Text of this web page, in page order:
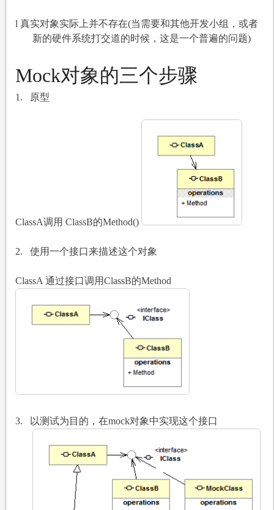
l 真实对象实际上并不存在(当需要和其他开发小组，或者
新的硬件系统打交道的时候，这是一个普遍的问题)
Mock对象的三个步骤
1. 原型
ClassA调用 ClassB的Method()
2. 使用一个接口来描述这个对象
ClassA 通过接口调用ClassB的Method
3. 以测试为目的，在mock对象中实现这个接口